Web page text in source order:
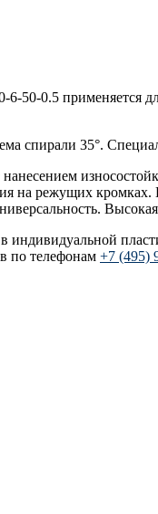
6-50-0.5
спирали 35°.
нанесением
на режущих
индивидуальной
по телефонам +7 (495)